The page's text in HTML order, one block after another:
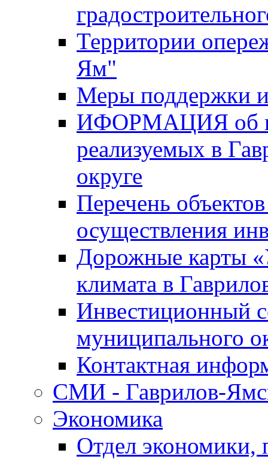
Территории
Ям"
Меры поддержки
ИФОРМАЦИЯ об
реализуемых в
округе
Перечень
осуществления
Дорожные карты
климата в
Инвестиционный
муниципального
Контактная
СМИ - Гаврилов-
Экономика
Отдел экономики,